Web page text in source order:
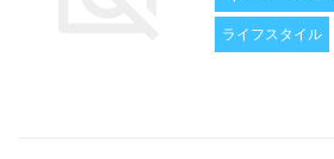
ライフスタイル